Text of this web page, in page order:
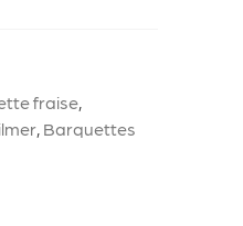
fraise,
, Barquettes